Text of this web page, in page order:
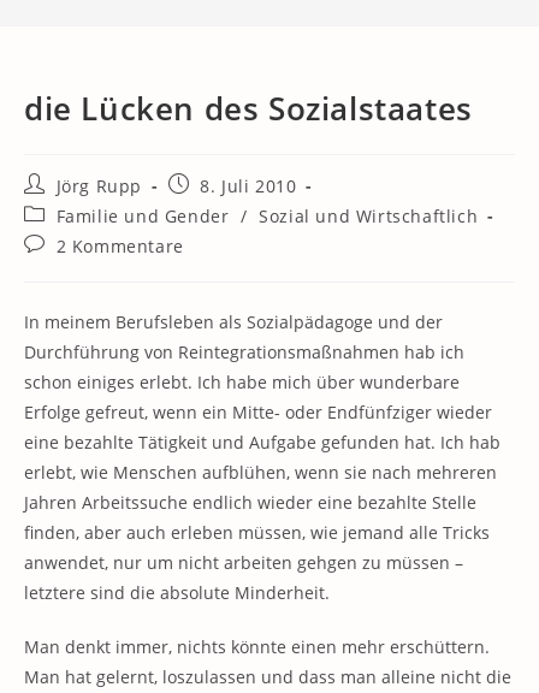
die Lücken des Sozialstaates
Beitrags-
Autor:
Jörg Rupp
Beitrag
veröffentlicht:
8. Juli 2010
Beitrags-
Kategorie:
Familie und Gender / Sozial und Wirtschaftlich
Beitrags-
2 Kommentare
In meinem Berufsleben als Sozialpädagoge und der
Durchführung von Reintegrationsmaßnahmen hab ich
schon einiges erlebt. Ich habe mich über wunderbare
Erfolge gefreut, wenn ein Mitte- oder Endfünfziger wieder
eine bezahlte Tätigkeit und Aufgabe gefunden hat. Ich hab
erlebt, wie Menschen aufblühen, wenn sie nach mehreren
Jahren Arbeitssuche endlich wieder eine bezahlte Stelle
finden, aber auch erleben müssen, wie jemand alle Tricks
anwendet, nur um nicht arbeiten gehgen zu müssen –
letztere sind die absolute Minderheit.
Man denkt immer, nichts könnte einen mehr erschüttern.
Man hat gelernt, loszulassen und dass man alleine nicht die